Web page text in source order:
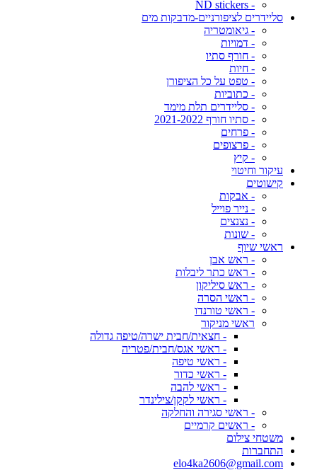
- ND stickers
סליידרים לציפורניים-מדבקות מים
- גיאומטריה
- דמויות
- חורף סתיו
- חיות
- טפט על כל הציפורן
- כתוביות
- סליידרים תלת מימד
- סתיו חורף 2021-2022
- פרחים
- פרצופים
- קיץ
עיקור וחיטוי
קישוטים
- אבקות
- נייר פוייל
- נצנצים
- שונות
ראשי שיוף
- ראש אבן
- ראש כתר ליבלות
- ראש סיליקון
- ראשי הסרה
- ראשי טורנדו
ראשי מניקור
- חצאית/חבית ישרה/טיפה גדולה
- ראשי אגס/חבית/פטריה
- ראשי טיפה
- ראשי כדור
- ראשי להבה
- ראשי לקקן/צילינדר
- ראשי סגירה והחלקה
- ראשים קרמיים
משטחי צילום
התחברות
elo4ka2606@gmail.com